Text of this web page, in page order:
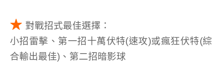
★ 對戰招式最佳選擇：
小招雷擊、第一招十萬伏特(速攻)或瘋狂伏特(綜
合輸出最佳)、第二招暗影球